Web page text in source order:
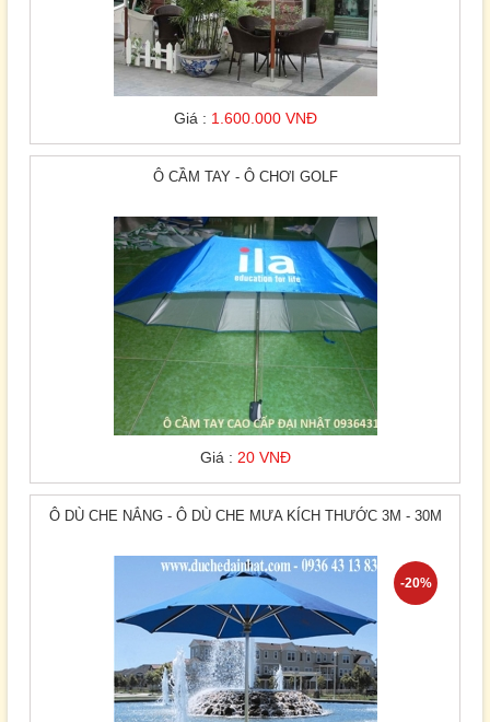
Giá : 1.600.000 VNĐ
Ô CẦM TAY - Ô CHƠI GOLF
Giá : 20 VNĐ
Ô DÙ CHE NẮNG - Ô DÙ CHE MƯA KÍCH THƯỚC 3M - 30M
-20%